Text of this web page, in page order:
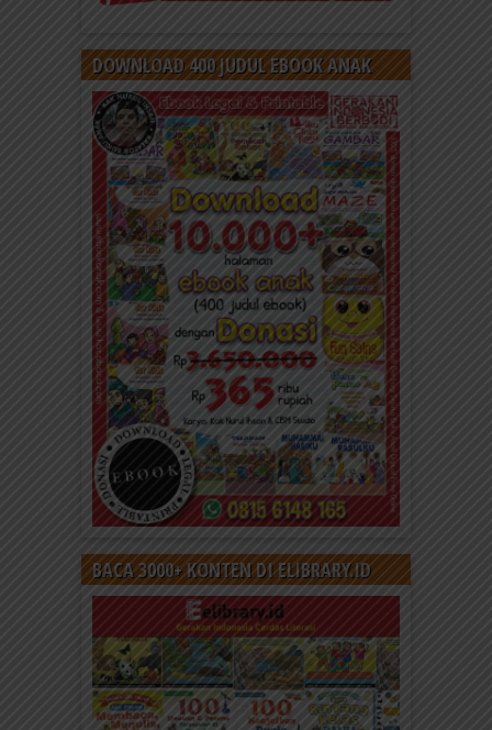
DOWNLOAD 400 JUDUL EBOOK ANAK
BACA 3000+ KONTEN DI ELIBRARY.ID